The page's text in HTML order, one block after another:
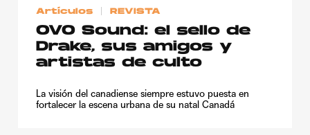
© 2015-2022 UMOMAG. PROPIEDAD DE UMO agency. TODOS LOS
DERECHOS RESERVADOS.
Artículos REVISTA
OVO Sound: el sello de
Drake, sus amigos y
artistas de culto
La visión del canadiense siempre estuvo puesta en
fortalecer la escena urbana de su natal Canadá